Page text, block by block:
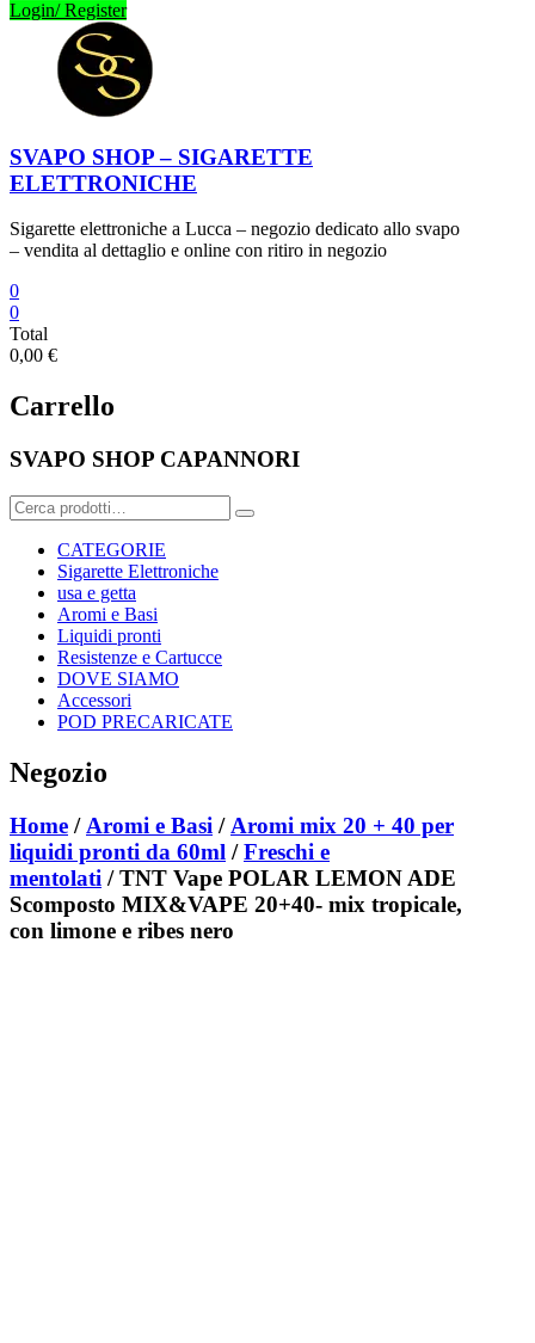
Login/ Register
SVAPO SHOP – SIGARETTE
ELETTRONICHE
Sigarette elettroniche a Lucca – negozio dedicato allo svapo
– vendita al dettaglio e online con ritiro in negozio
0
0
Total
0,00 €
Carrello
SVAPO SHOP CAPANNORI
Cerca:
CATEGORIE
Sigarette Elettroniche
usa e getta
Aromi e Basi
Liquidi pronti
Resistenze e Cartucce
DOVE SIAMO
Accessori
POD PRECARICATE
Negozio
Home / Aromi e Basi / Aromi mix 20 + 40 per
liquidi pronti da 60ml /Freschi e
mentolati / TNT Vape POLAR LEMON ADE
Scomposto MIX&VAPE 20+40- mix tropicale,
con limone e ribes nero